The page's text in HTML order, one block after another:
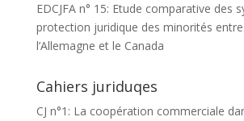
EDCJFA n° 15: Etude comparative des
protection juridique des minorités
l’Allemagne et le Canada
Cahiers juriduqes
CJ n°1: La coopération commerciale